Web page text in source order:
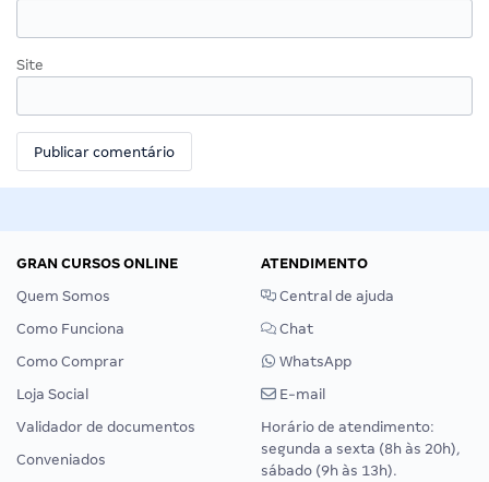
Site
GRAN CURSOS ONLINE
Quem Somos
Como Funciona
Como Comprar
Loja Social
Validador de documentos
Conveniados
ATENDIMENTO
Central de ajuda
Chat
WhatsApp
E-mail
Horário de atendimento:
segunda a sexta (8h às 20h),
sábado (9h às 13h).